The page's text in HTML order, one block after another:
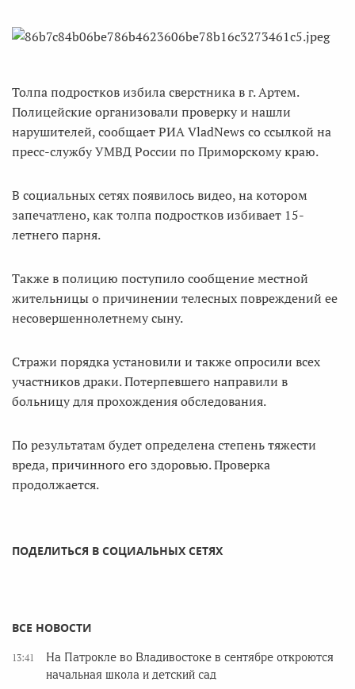
Толпа подростков избила сверстника в г. Артем.
Полицейские организовали проверку и нашли
нарушителей, сообщает РИА VladNews со ссылкой на
пресс-службу УМВД России по Приморскому краю.
В социальных сетях появилось видео, на котором
запечатлено, как толпа подростков избивает 15-
летнего парня.
Также в полицию поступило сообщение местной
жительницы о причинении телесных повреждений ее
несовершеннолетнему сыну.
Стражи порядка установили и также опросили всех
участников драки. Потерпевшего направили в
больницу для прохождения обследования.
По результатам будет определена степень тяжести
вреда, причинного его здоровью. Проверка
продолжается.
ПОДЕЛИТЬСЯ В СОЦИАЛЬНЫХ СЕТЯХ
ВСЕ НОВОСТИ
13:41
На Патрокле во Владивостоке в сентябре откроются
начальная школа и детский сад